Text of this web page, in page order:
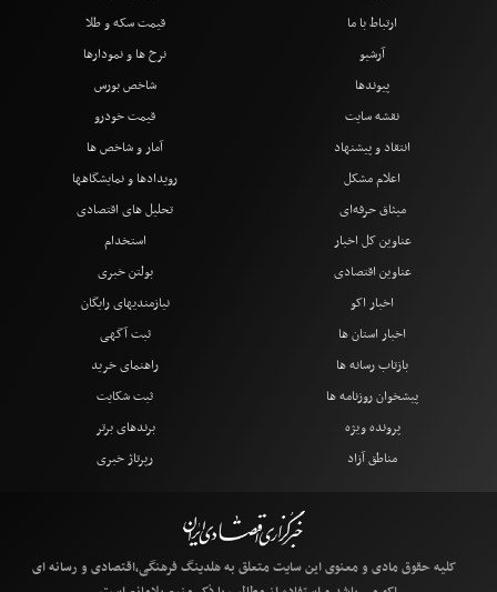
ارتباط با ما
آرشیو
پیوندها
نقشه سایت
انتقاد و پیشنهاد
اعلام مشکل
میثاق حرفه‌ای
قیمت سکه و طلا
نرخ ها و نمودارها
شاخص بورس
قیمت خودرو
آمار و شاخص ها
رویدادها و نمایشگاهها
تحلیل های اقتصادی
عناوین کل اخبار
عناوین اقتصادی
اخبار اکو
اخبار استان ها
بازتاب رسانه ها
پیشخوان روزنامه ها
پرونده ویژه
مناطق آزاد
استخدام
بولتن خبری
نیازمندیهای رایگان
ثبت آگهی
راهنمای خرید
ثبت شکایت
برندهای برتر
رپرتاژ خبری
کلیه حقوق مادی و معنوی این سایت متعلق به هلدینگ فرهنگی،اقتصادی و رسانه ای